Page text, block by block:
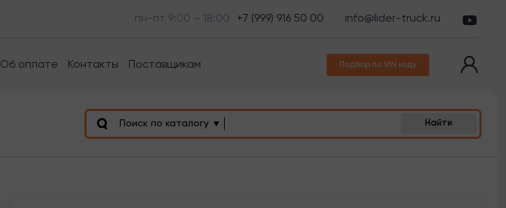
пн-пт 9:00 – 18:00 +7 (999) 916 50 00 info@lider-truck.ru
Подбор по VIN коду
Об оплате Контакты Поставщикам
Поиск по каталогу Найти